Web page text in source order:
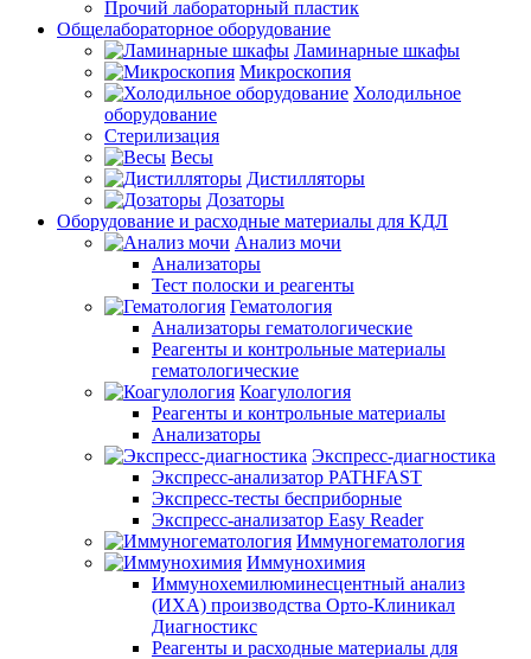
Прочий лабораторный пластик
Общелабораторное оборудование
Ламинарные шкафы
Микроскопия
Холодильное
оборудование
Стерилизация
Весы
Дистилляторы
Дозаторы
Оборудование и расходные материалы для КДЛ
Анализ мочи
Анализаторы
Тест полоски и реагенты
Гематология
Анализаторы гематологические
Реагенты и контрольные материалы
гематологические
Коагулология
Реагенты и контрольные материалы
Анализаторы
Экспресс-диагностика
Экспресс-анализатор PATHFAST
Экспресс-тесты бесприборные
Экспресс-анализатор Easy Reader
Иммуногематология
Иммунохимия
Иммунохемилюминесцентный анализ
(ИХА) производства Орто-Клиникал
Диагностикс
Реагенты и расходные материалы для